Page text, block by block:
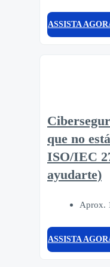
ASSISTA
que no
ISO/IEC
ayudarte)
Aprox.
ASSISTA